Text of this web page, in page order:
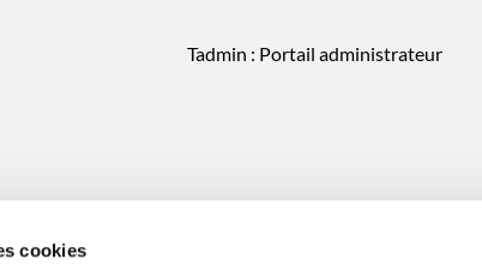
cookies
Tadmin : Portail administrateur